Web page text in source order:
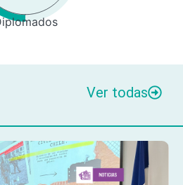
Ver todas